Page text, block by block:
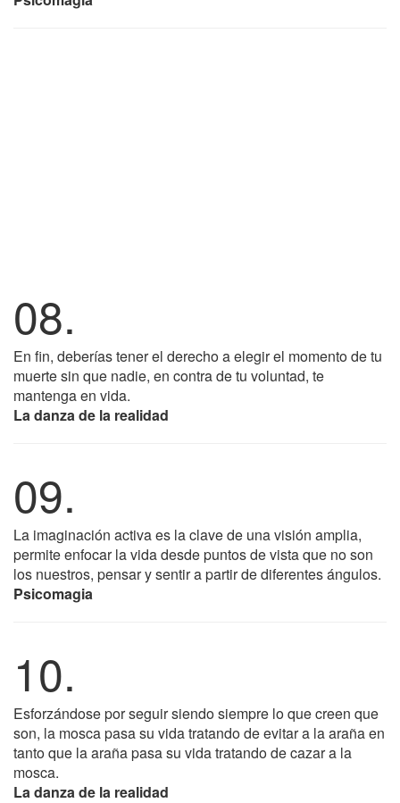
08.
En fin, deberías tener el derecho a elegir el momento de tu
muerte sin que nadie, en contra de tu voluntad, te
mantenga en vida.
La danza de la realidad
09.
La imaginación activa es la clave de una visión amplia,
permite enfocar la vida desde puntos de vista que no son
los nuestros, pensar y sentir a partir de diferentes ángulos.
Psicomagia
10.
Esforzándose por seguir siendo siempre lo que creen que
son, la mosca pasa su vida tratando de evitar a la araña en
tanto que la araña pasa su vida tratando de cazar a la
mosca.
La danza de la realidad